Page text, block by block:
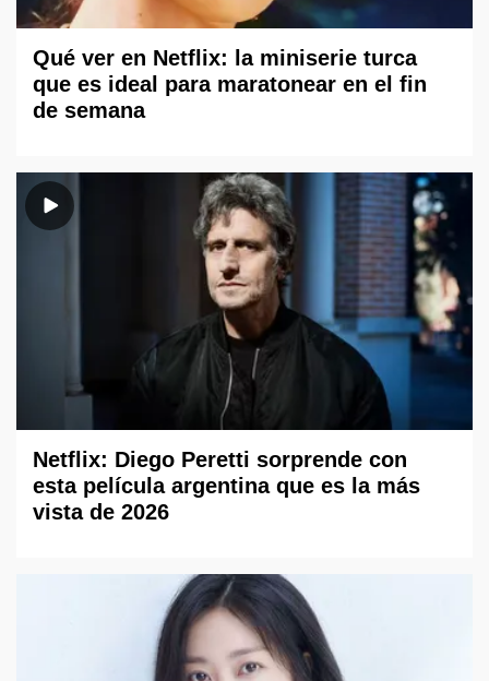
Qué ver en Netflix: la miniserie turca
que es ideal para maratonear en el fin
de semana
Netflix: Diego Peretti sorprende con
esta película argentina que es la más
vista de 2026